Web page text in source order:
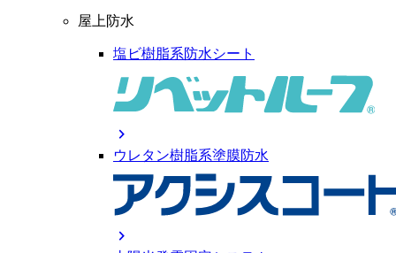
屋上防水
塩ビ樹脂系防水シート
chevron_right
ウレタン樹脂系塗膜防水
chevron_right